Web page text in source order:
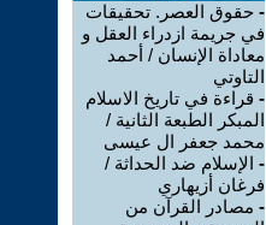
- حقوق العصر. تحقيقات
في جريمة ازدراء العقل و
معاداة الإنسان / أحمد
التاوتي
- قراءة في تاريخ الاسلام
المبكر الطبعة الثانية /
محمد جعفر ال عيسى
- الإسلام ضد الحداثة /
فرغان أزيهاري
- مصادر القرآن من